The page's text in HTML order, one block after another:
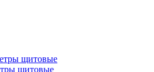
щитовые
щитовые